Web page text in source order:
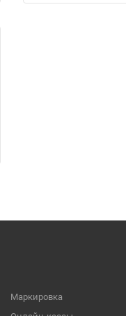
Маркировка